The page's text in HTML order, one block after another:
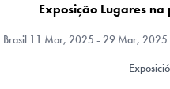
Exposição Lugares
Brasil 11 Mar, 2025 - 29 Mar, 2025 Galeria Evandro Carneiro